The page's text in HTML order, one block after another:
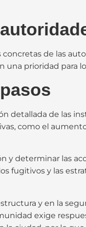
de las
prioridad para
detallada de las
como el
determinar las
fugitivos y las
y en la
exige